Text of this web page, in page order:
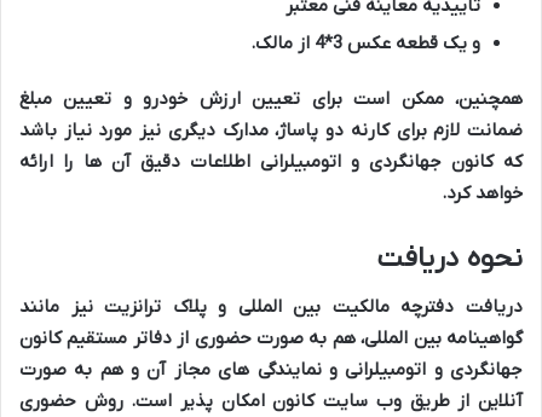
تاییدیه معاینه فنی معتبر
و یک قطعه عکس 3*4 از مالک.
همچنین، ممکن است برای تعیین ارزش خودرو و تعیین مبلغ
ضمانت لازم برای کارنه دو پاساژ، مدارک دیگری نیز مورد نیاز باشد
که کانون جهانگردی و اتومبیلرانی اطلاعات دقیق آن ها را ارائه
خواهد کرد.
نحوه دریافت
دریافت دفترچه مالکیت بین المللی و پلاک ترانزیت نیز مانند
گواهینامه بین المللی، هم به صورت حضوری از دفاتر مستقیم کانون
جهانگردی و اتومبیلرانی و نمایندگی های مجاز آن و هم به صورت
آنلاین از طریق وب سایت کانون امکان پذیر است. روش حضوری